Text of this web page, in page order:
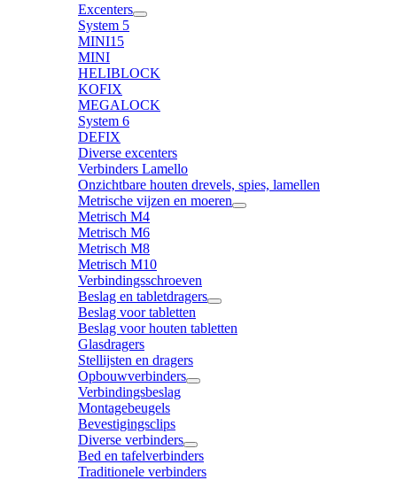
Excenters
System 5
MINI15
MINI
HELIBLOCK
KOFIX
MEGALOCK
System 6
DEFIX
Diverse excenters
Verbinders Lamello
Onzichtbare houten drevels, spies, lamellen
Metrische vijzen en moeren
Metrisch M4
Metrisch M6
Metrisch M8
Metrisch M10
Verbindingsschroeven
Beslag en tabletdragers
Beslag voor tabletten
Beslag voor houten tabletten
Glasdragers
Stellijsten en dragers
Opbouwverbinders
Verbindingsbeslag
Montagebeugels
Bevestigingsclips
Diverse verbinders
Bed en tafelverbinders
Traditionele verbinders